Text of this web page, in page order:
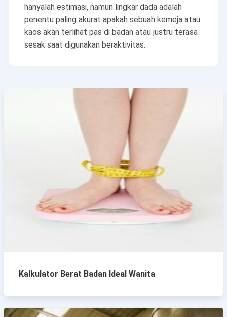
hanyalah estimasi, namun lingkar dada adalah
penentu paling akurat apakah sebuah kemeja atau
kaos akan terlihat pas di badan atau justru terasa
sesak saat digunakan beraktivitas.
Kalkulator Berat Badan Ideal Wanita